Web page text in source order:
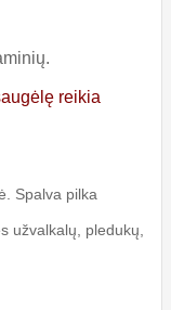
reikia
Spalva pilka
užvalkalų, pledukų,